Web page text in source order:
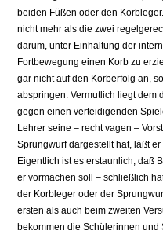
beiden Füßen oder den
nicht mehr als die zwei
darum, unter Einhaltung der
Fortbewegung einen Korb zu
gar nicht auf den Korberfolg an,
abspringen. Vermutlich liegt dem
gegen einen verteidigenden
Lehrer seine – recht vagen –
Sprungwurf dargestellt hat, läßt
Eigentlich ist es erstaunlich, daß
er vormachen soll – schließlich
der Korbleger oder der
ersten als auch beim zweiten
bekommen die Schülerinnen